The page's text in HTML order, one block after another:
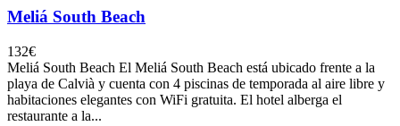
Meliá South Beach
132€
Meliá South Beach El Meliá South Beach está ubicado frente a la
playa de Calvià y cuenta con 4 piscinas de temporada al aire libre y
habitaciones elegantes con WiFi gratuita. El hotel alberga el
restaurante a la...